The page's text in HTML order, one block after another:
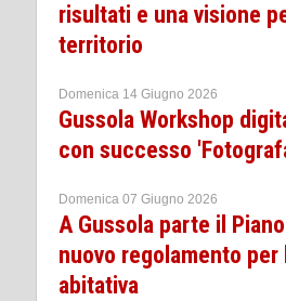
risultati e una visione
territorio
Domenica 14 Giugno 2026
Gussola Workshop
con successo
Domenica 07 Giugno 2026
A Gussola parte il
nuovo regolamento
abitativa